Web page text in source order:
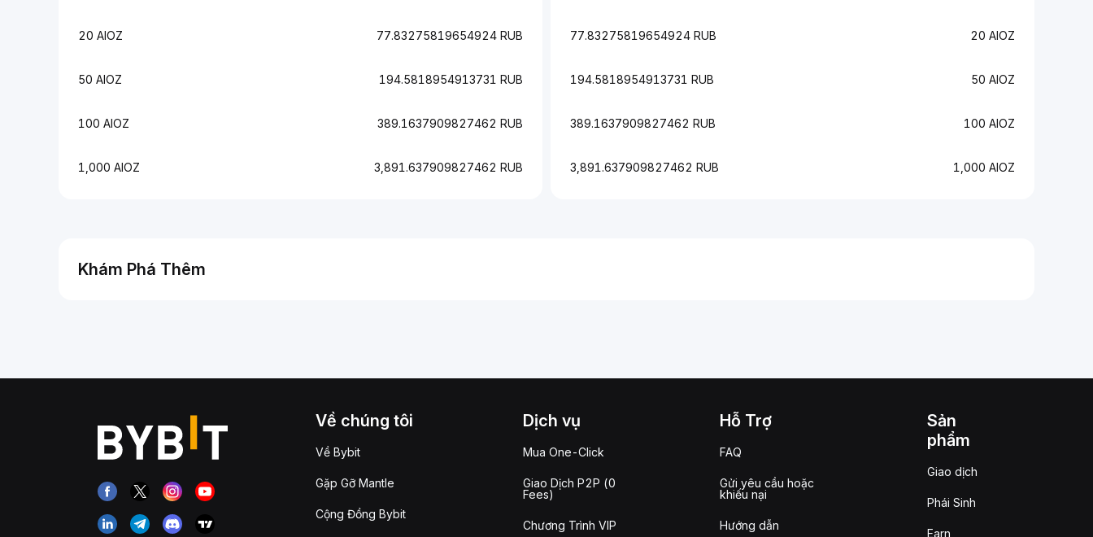
20 AIOZ 77.83275819654924 RUB
50 AIOZ 194.5818954913731 RUB
100 AIOZ 389.1637909827462 RUB
1,000 AIOZ 3,891.637909827462 RUB
77.83275819654924 RUB 20 AIOZ
194.5818954913731 RUB 50 AIOZ
389.1637909827462 RUB 100 AIOZ
3,891.637909827462 RUB 1,000 AIOZ
Khám Phá Thêm
Về chúng tôi
Về Bybit
Gặp Gỡ Mantle
Cộng Đồng Bybit
Dịch vụ
Mua One-Click
Giao Dịch P2P (0
Fees)
Chương Trình VIP
Hỗ Trợ
FAQ
Gửi yêu cầu hoặc
khiếu nại
Hướng dẫn
Sản
phẩm
Giao dịch
Phái Sinh
Earn